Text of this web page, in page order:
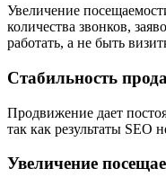
Увеличение
количества звонков,
работать, а не быть
Стабильность
Продвижение дает
так как результаты SEO
Увеличение